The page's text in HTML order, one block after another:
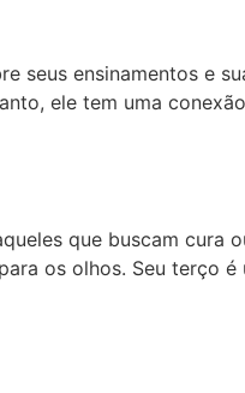
seus ensinamentos e
ele tem uma
que buscam cura
os olhos. Seu terço